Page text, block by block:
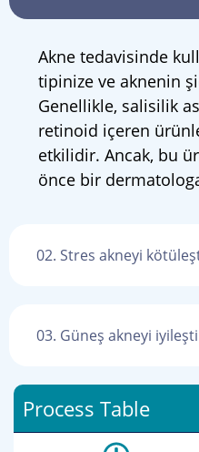
Akne tedavisinde
tipinize ve aknenin
Genellikle, salisilik
retinoid içeren
etkilidir. Ancak, bu
önce bir
02. Stres akneyi
03. Güneş akneyi
Process Table